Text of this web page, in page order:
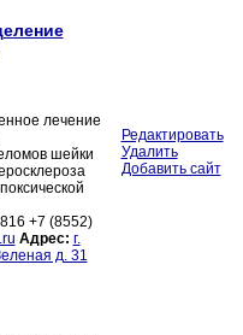
лечение
шейки
+7 (8552)
Адрес: г.
д. 31
Редактировать
Удалить
Добавить сайт